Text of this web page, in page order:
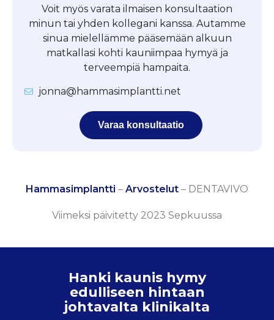
Voit myös varata ilmaisen konsultaation
minun tai yhden kollegani kanssa. Autamme
sinua mielellämme pääsemään alkuun
matkallasi kohti kauniimpaa hymyä ja
terveempiä hampaita.
jonna@hammasimplantti.net
Varaa konsultaatio
Hammasimplantti – Arvostelut – DENTAVIVO
Viimeksi päivitetty 2023 Sepkuussa
Hanki kaunis hymy
edulliseen hintaan
johtavalta klinikalta